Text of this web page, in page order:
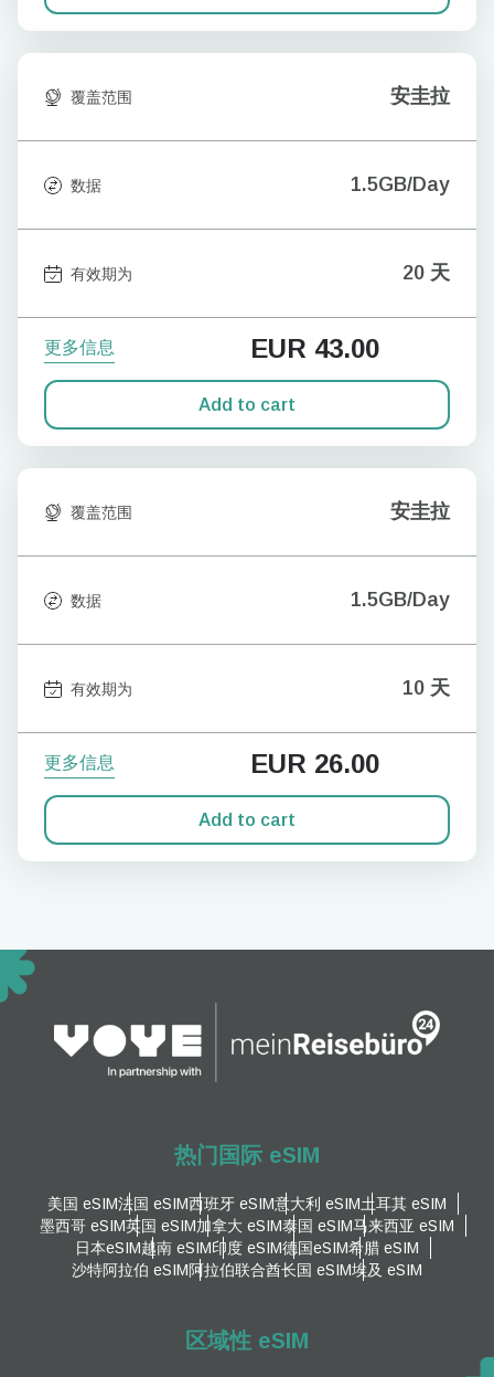
覆盖范围 安圭拉
数据 1.5GB/Day
有效期为 20 天
更多信息 EUR 43.00
Add to cart
覆盖范围 安圭拉
数据 1.5GB/Day
有效期为 10 天
更多信息 EUR 26.00
Add to cart
热门国际 eSIM
美国 eSIM法国 eSIM西班牙 eSIM意大利 eSIM土耳其 eSIM
墨西哥 eSIM英国 eSIM加拿大 eSIM泰国 eSIM马来西亚 eSIM
日本eSIM越南 eSIM印度 eSIM德国eSIM希腊 eSIM
沙特阿拉伯 eSIM阿拉伯联合酋长国 eSIM埃及 eSIM
区域性 eSIM